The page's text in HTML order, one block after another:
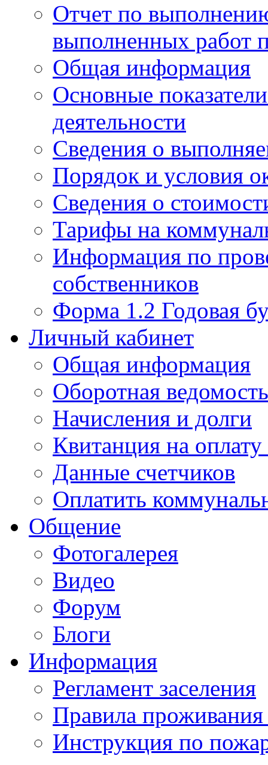
Отчет по
выполненных работ
Общая информация
Основные
деятельности
Сведения о
Порядок и условия
Сведения о
Тарифы на
Информация по
собственников
Форма 1.2 Годовая
Личный кабинет
Общая информация
Оборотная ведомость
Начисления и долги
Квитанция на
Данные счетчиков
Оплатить
Общение
Фотогалерея
Видео
Форум
Блоги
Информация
Регламент заселения
Правила
Инструкция по